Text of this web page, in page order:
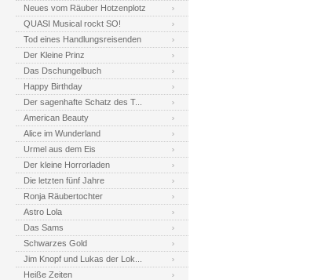
Neues vom Räuber Hotzenplotz
QUASI Musical rockt SO!
Tod eines Handlungsreisenden
Der Kleine Prinz
Das Dschungelbuch
Happy Birthday
Der sagenhafte Schatz des T...
American Beauty
Alice im Wunderland
Urmel aus dem Eis
Der kleine Horrorladen
Die letzten fünf Jahre
Ronja Räubertochter
Astro Lola
Das Sams
Schwarzes Gold
Jim Knopf und Lukas der Lok...
Heiße Zeiten